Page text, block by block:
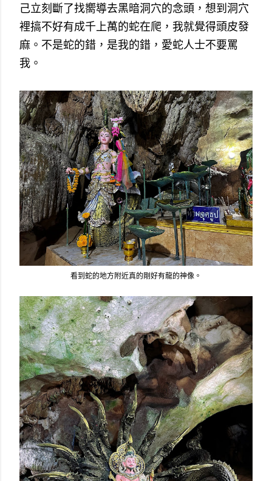
己立刻斷了找嚮導去黑暗洞穴的念頭，想到洞穴
裡搞不好有成千上萬的蛇在爬，我就覺得頭皮發
麻。不是蛇的錯，是我的錯，愛蛇人士不要罵
我。
看到蛇的地方附近真的剛好有龍的神像。